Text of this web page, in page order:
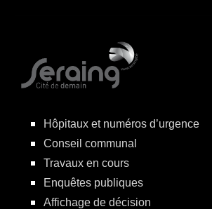
Hôpitaux et numéros d’urgence
Conseil communal
Travaux en cours
Enquêtes publiques
Affichage de décision